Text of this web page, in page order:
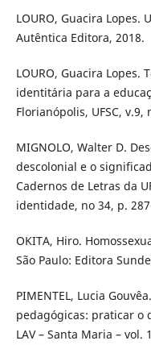
LOURO, Guacira Lopes.
Autêntica Editora, 2018.
LOURO, Guacira Lopes.
identitária para a
Florianópolis, UFSC, v.9,
MIGNOLO, Walter D.
descolonial e o
Cadernos de Letras da
identidade, no 34, p.
OKITA, Hiro.
São Paulo: Editora
PIMENTEL, Lucia
pedagógicas: praticar o
LAV – Santa Maria – vol.